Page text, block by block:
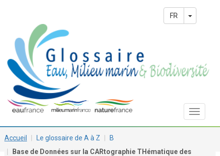
FR Toggle
navigation
Toggle
Accueil Le glossaire de A à Z
B
Base de Données sur la CARtographie THématique des